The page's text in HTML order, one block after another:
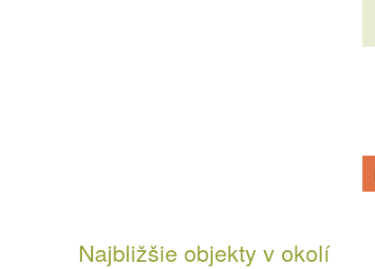
Najbližšie objekty v okolí